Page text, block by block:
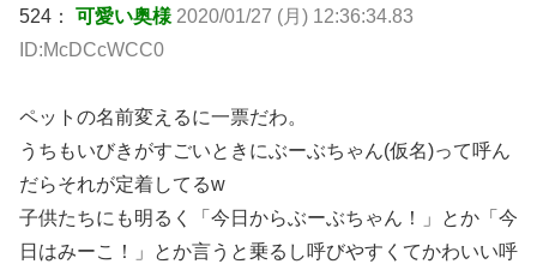
524： 可愛い奥様 2020/01/27 (月) 12:36:34.83
ID:McDCcWCC0
ペットの名前変えるに一票だわ。
うちもいびきがすごいときにぶーぶちゃん(仮名)って呼ん
だらそれが定着してるw
子供たちにも明るく「今日からぶーぶちゃん！」とか「今
日はみーこ！」とか言うと乗るし呼びやすくてかわいい呼